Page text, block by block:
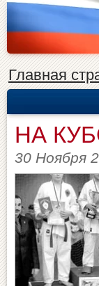
Главная
НА
30 Ноября